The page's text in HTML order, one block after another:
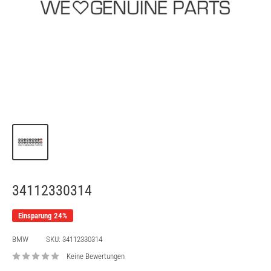
34112330314
Einsparung 24%
BMW SKU: 34112330314
Keine Bewertungen